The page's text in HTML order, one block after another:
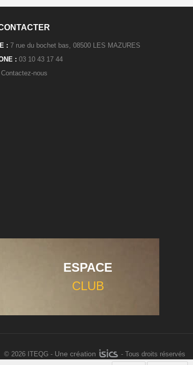
: 7 rue du bochet bas, 08500 LES MAZURES
: 03 10 43 17 44
Contactez-nous
ESPACE
CLUB
© 2026 ITEQG - Une création - Tous droits réservés